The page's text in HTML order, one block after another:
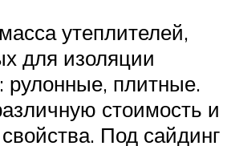
утеплителей,
для изоляции
рулонные, плитные.
стоимость и
Под сайдинг